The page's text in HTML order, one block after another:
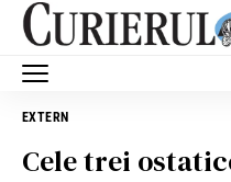
EXTERN
Cele trei